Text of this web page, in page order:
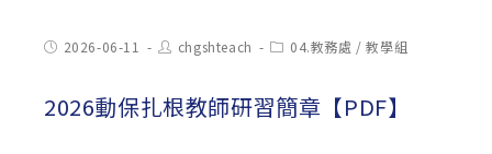
Post2026-06-11
Post
author:
chgshteach
Post04.教務處 / 教學組
2026動保扎根教師研習簡章【PDF】